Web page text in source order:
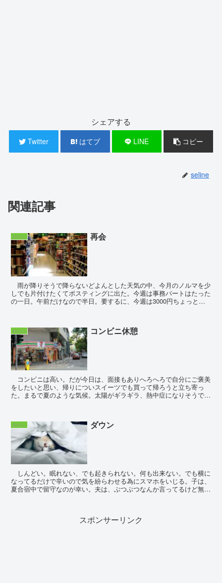
シェアする
Twitter はてブ LINE コピー
seline
関連記事
わたし 再会
雨が降りそうで降らないどよんとした天気の中、今月のノルマを少
しでも片付けたくてポスティングに出た。今週は事務パートはたった
の一日。午前だけなので半日。要するに、今週は3000円ちょっとの
わたし コンビニ休憩
コンビニは高い。だが今日は、面接もありへろへろで自分にご褒美
をしたいと思い、帰りについスイーツでも買って帰ろうと立ち寄っ
た。まるで夏のような気候。太陽がギラギラ、熱中症になりそうで、
わたし ダウン
しんどい。眠れない、でも起きられない。何も出来ない。でも横に
なってるだけで辛いので気を紛らわせる為にスマホをいじる。子は、
夏合宿中で留守なのが幸い。夫は、ぶつぶつなんか言ってるけど無
スポンサーリンク